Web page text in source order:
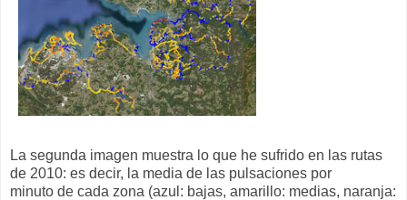
La segunda imagen muestra lo que he sufrido en las rutas
de 2010: es decir, la media de las pulsaciones por
minuto de cada zona (azul: bajas, amarillo: medias, naranja: